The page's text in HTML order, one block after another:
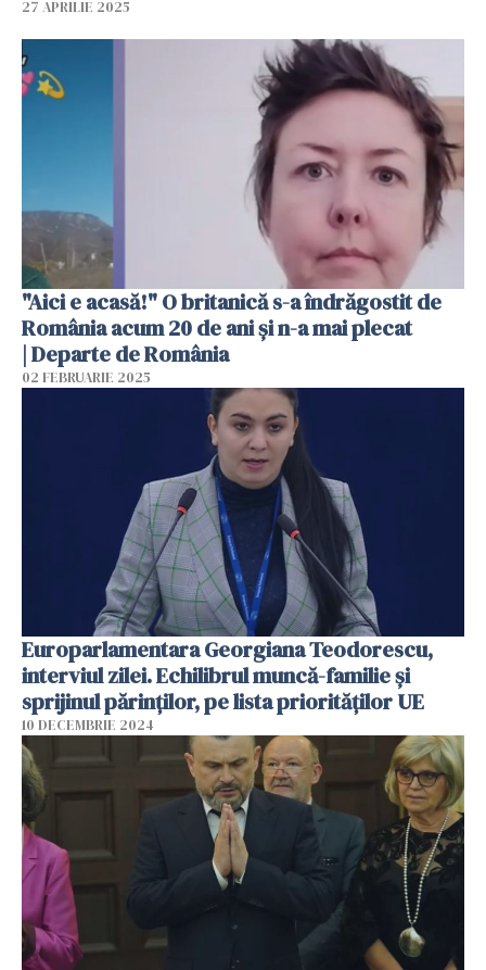
27 APRILIE 2025
"Aici e acasă!" O britanică s-a îndrăgostit de
România acum 20 de ani și n-a mai plecat
| Departe de România
02 FEBRUARIE 2025
Europarlamentara Georgiana Teodorescu,
interviul zilei. Echilibrul muncă-familie și
sprijinul părinților, pe lista priorităților UE
10 DECEMBRIE 2024